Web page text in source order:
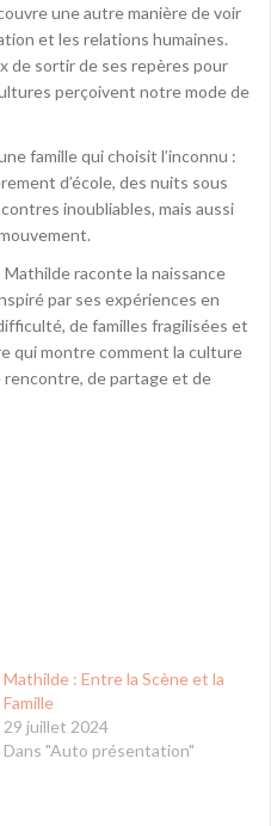
une autre manière de voir
et les relations humaines.
de sortir de ses repères pour
perçoivent notre mode de
famille qui choisit l’inconnu :
d’école, des nuits sous
inoubliables, mais aussi
raconte la naissance
par ses expériences en
de familles fragilisées et
qui montre comment la culture
de partage et de
Mathilde : Entre la Scène et la
Famille
29 juillet 2024
Dans "Auto présentation"